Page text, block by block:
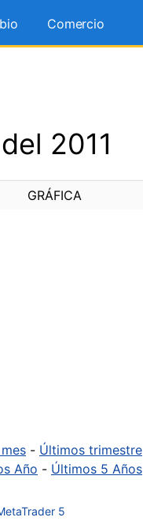
Comercio
2011
GRÁFICA
- Últimos trimestre
Año - Últimos 5 Años
5